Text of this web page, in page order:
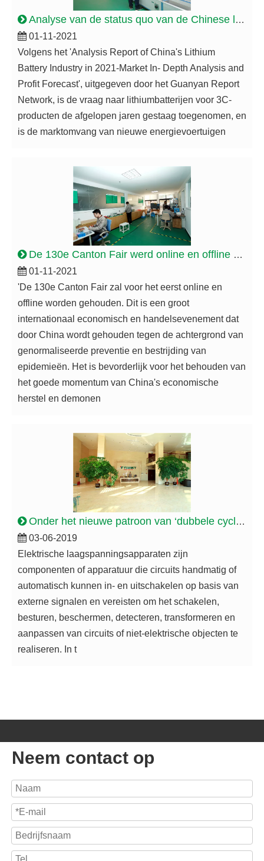
Analyse van de status quo van de Chinese lithiumbatterij-industrie
01-11-2021
Volgens het 'Analysis Report of China's Lithium
Battery Industry in 2021-Market In- Depth Analysis and
Profit Forecast', uitgegeven door het Guanyan Report
Network, is de vraag naar lithiumbatterijen voor 3C-
producten de afgelopen jaren gestaag toegenomen, en
is de marktomvang van nieuwe energievoertuigen
De 130e Canton Fair werd online en offline gehouden en markeerde de hervatting van het werk en de productie van alle grote tentoonstellingen in China
01-11-2021
'De 130e Canton Fair zal voor het eerst online en
offline worden gehouden. Dit is een groot
internationaal economisch en handelsevenement dat
door China wordt gehouden tegen de achtergrond van
genormaliseerde preventie en bestrijding van
epidemieën. Het is bevorderlijk voor het behouden van
het goede momentum van China's economische
herstel en demonen
Onder het nieuwe patroon van ‘dubbele cyclus’ zal de Chinese laagspanningsindustrie voor elektrische apparaten gepromoot worden tot een groene en intelligente transformatie
03-06-2019
Elektrische laagspanningsapparaten zijn
componenten of apparatuur die circuits handmatig of
automatisch kunnen in- en uitschakelen op basis van
externe signalen en vereisten om het schakelen,
besturen, beschermen, detecteren, transformeren en
aanpassen van circuits of niet-elektrische objecten te
realiseren. In t
Neem contact op